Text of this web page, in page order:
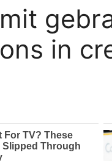
in